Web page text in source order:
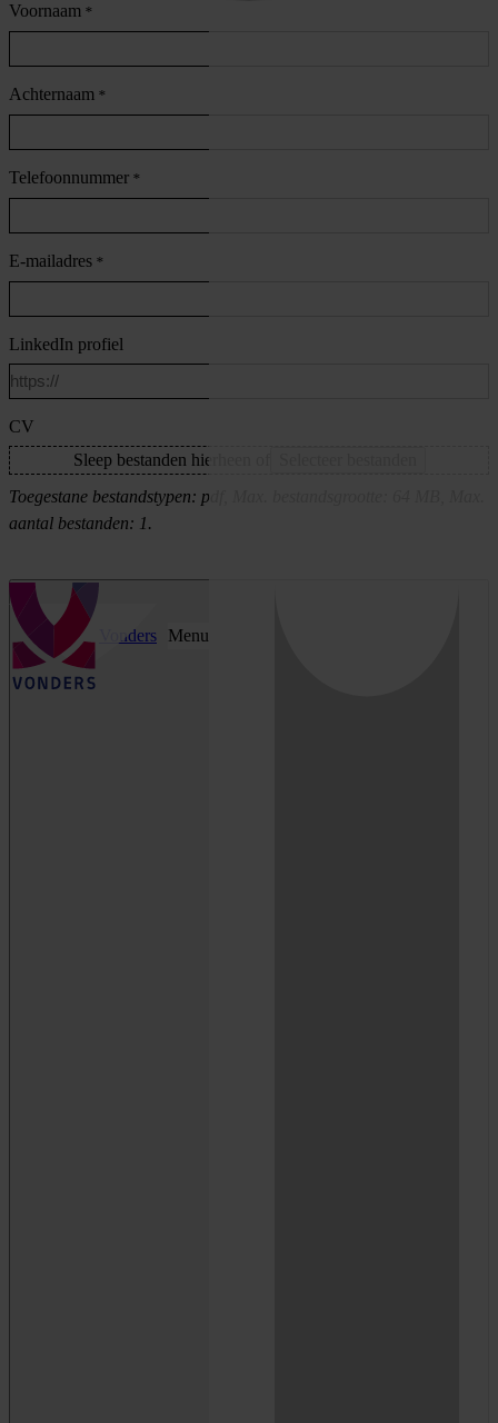
Vonders Menu
Voornaam *
Achternaam *
Telefoonnummer *
E-mailadres *
LinkedIn profiel
CV
Sleep bestanden hierheen of
Toegestane bestandstypen: pdf, Max. bestandsgrootte: 64 MB, Max.
aantal bestanden: 1.